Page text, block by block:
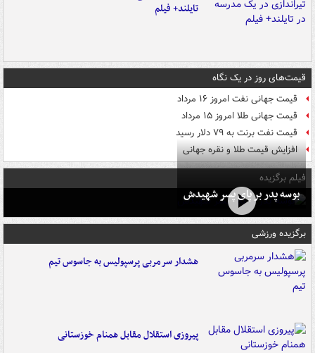
تایلند+ فیلم
قیمت‌های روز در یک نگاه
قیمت جهانی نفت امروز ۱۶ مرداد
قیمت جهانی طلا امروز ۱۵ مرداد
قیمت نفت برنت به ۷۹ دلار رسید
افزایش قیمت طلا و نقره جهانی
فیلم برگزیده
بوسه‌ پدر بر پای پسر شهیدش
برگزیده ورزشی
هشدار سرمربی پرسپولیس به جاسوس تیم
پیروزی استقلال مقابل همنام خوزستانی